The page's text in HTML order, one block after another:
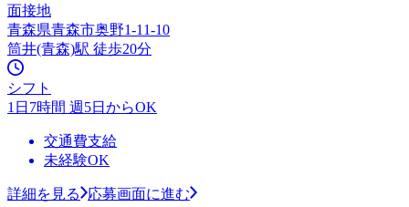
面接地
青森県青森市奥野1-11-10
筒井(青森)駅 徒歩20分
シフト
1日7時間 週5日からOK
交通費支給
未経験OK
詳細を見る 応募画面に進む